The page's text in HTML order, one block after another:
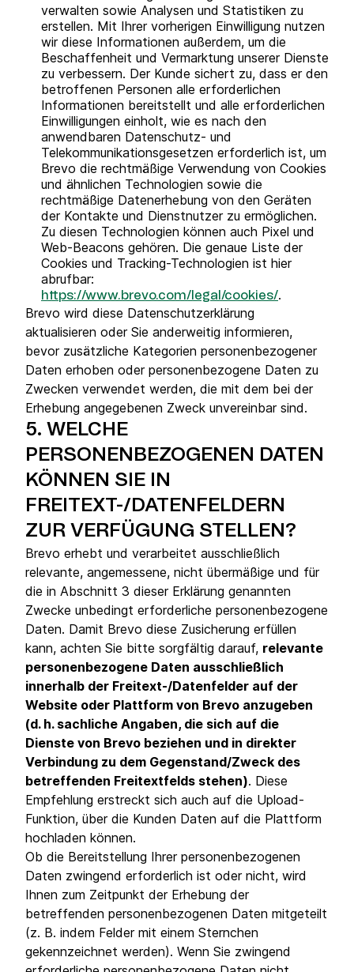
verwalten sowie Analysen und Statistiken zu
erstellen. Mit Ihrer vorherigen Einwilligung nutzen
wir diese Informationen außerdem, um die
Beschaffenheit und Vermarktung unserer Dienste
zu verbessern. Der Kunde sichert zu, dass er den
betroffenen Personen alle erforderlichen
Informationen bereitstellt und alle erforderlichen
Einwilligungen einholt, wie es nach den
anwendbaren Datenschutz- und
Telekommunikationsgesetzen erforderlich ist, um
Brevo die rechtmäßige Verwendung von Cookies
und ähnlichen Technologien sowie die
rechtmäßige Datenerhebung von den Geräten
der Kontakte und Dienstnutzer zu ermöglichen.
Zu diesen Technologien können auch Pixel und
Web-Beacons gehören. Die genaue Liste der
Cookies und Tracking-Technologien ist hier
abrufbar:
https://www.brevo.com/legal/cookies/.
Brevo wird diese Datenschutzerklärung
aktualisieren oder Sie anderweitig informieren,
bevor zusätzliche Kategorien personenbezogener
Daten erhoben oder personenbezogene Daten zu
Zwecken verwendet werden, die mit dem bei der
Erhebung angegebenen Zweck unvereinbar sind.
5. WELCHE
PERSONENBEZOGENEN DATEN
KÖNNEN SIE IN
FREITEXT-/DATENFELDERN
ZUR VERFÜGUNG STELLEN?
Brevo erhebt und verarbeitet ausschließlich
relevante, angemessene, nicht übermäßige und für
die in Abschnitt 3 dieser Erklärung genannten
Zwecke unbedingt erforderliche personenbezogene
Daten. Damit Brevo diese Zusicherung erfüllen
kann, achten Sie bitte sorgfältig darauf, relevante
personenbezogene Daten ausschließlich
innerhalb der Freitext-/Datenfelder auf der
Website oder Plattform von Brevo anzugeben
(d. h. sachliche Angaben, die sich auf die
Dienste von Brevo beziehen und in direkter
Verbindung zu dem Gegenstand/Zweck des
betreffenden Freitextfelds stehen). Diese
Empfehlung erstreckt sich auch auf die Upload-
Funktion, über die Kunden Daten auf die Plattform
hochladen können.
Ob die Bereitstellung Ihrer personenbezogenen
Daten zwingend erforderlich ist oder nicht, wird
Ihnen zum Zeitpunkt der Erhebung der
betreffenden personenbezogenen Daten mitgeteilt
(z. B. indem Felder mit einem Sternchen
gekennzeichnet werden). Wenn Sie zwingend